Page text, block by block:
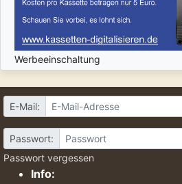
Werbeeinschaltung
E-Mail:
Passwort:
Passwort vergessen
Info: